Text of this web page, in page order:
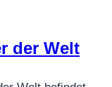
der Welt